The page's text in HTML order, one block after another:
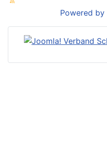
Powered by